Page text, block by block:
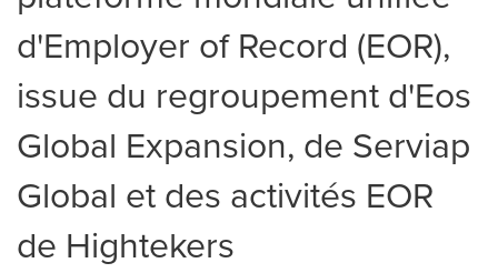
d'Employer of Record (EOR),
issue du regroupement d'Eos
Global Expansion, de Serviap
Global et des activités EOR
de Hightekers